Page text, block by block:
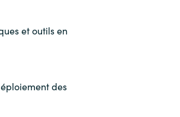
et outils en
des